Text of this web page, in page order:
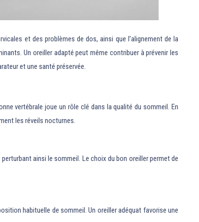
et des problèmes de dos, ainsi que l’alignement de la
Un oreiller adapté peut même contribuer à prévenir les
et une santé préservée.
vertébrale joue un rôle clé dans la qualité du sommeil. En
les réveils nocturnes.
ainsi le sommeil. Le choix du bon oreiller permet de
habituelle de sommeil. Un oreiller adéquat favorise une